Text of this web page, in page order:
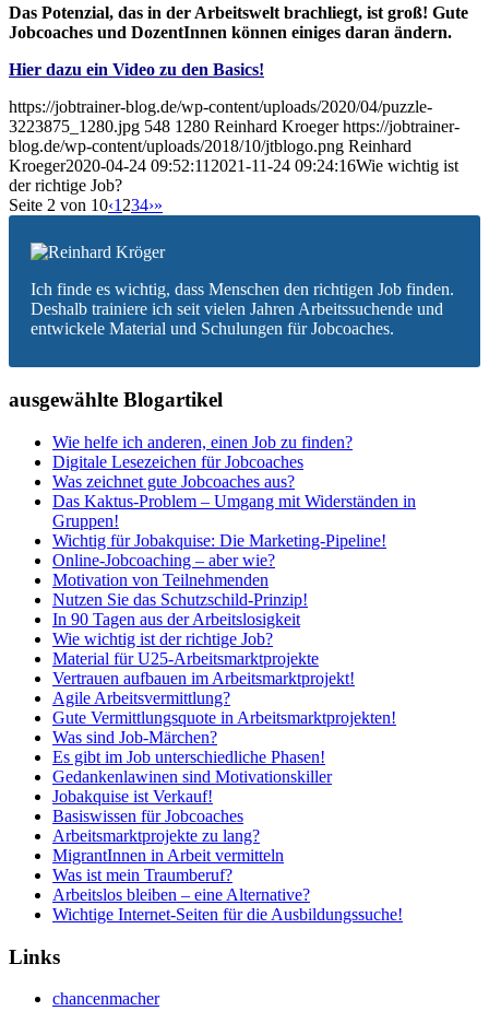
Das Potenzial, das in der Arbeitswelt brachliegt, ist groß! Gute
Jobcoaches und DozentInnen können einiges daran ändern.
Hier dazu ein Video zu den Basics!
https://jobtrainer-blog.de/wp-content/uploads/2020/04/puzzle-
3223875_1280.jpg 548 1280 Reinhard Kroeger https://jobtrainer-
blog.de/wp-content/uploads/2018/10/jtblogo.png Reinhard
Kroeger2020-04-24 09:52:112021-11-24 09:24:16Wie wichtig ist
der richtige Job?
Seite 2 von 10‹1234›»
Ich finde es wichtig, dass Menschen den richtigen Job finden.
Deshalb trainiere ich seit vielen Jahren Arbeitssuchende und
entwickele Material und Schulungen für Jobcoaches.
ausgewählte Blogartikel
Wie helfe ich anderen, einen Job zu finden?
Digitale Lesezeichen für Jobcoaches
Was zeichnet gute Jobcoaches aus?
Das Kaktus-Problem – Umgang mit Widerständen in
Gruppen!
Wichtig für Jobakquise: Die Marketing-Pipeline!
Online-Jobcoaching – aber wie?
Motivation von Teilnehmenden
Nutzen Sie das Schutzschild-Prinzip!
In 90 Tagen aus der Arbeitslosigkeit
Wie wichtig ist der richtige Job?
Material für U25-Arbeitsmarktprojekte
Vertrauen aufbauen im Arbeitsmarktprojekt!
Agile Arbeitsvermittlung?
Gute Vermittlungsquote in Arbeitsmarktprojekten!
Was sind Job-Märchen?
Es gibt im Job unterschiedliche Phasen!
Gedankenlawinen sind Motivationskiller
Jobakquise ist Verkauf!
Basiswissen für Jobcoaches
Arbeitsmarktprojekte zu lang?
MigrantInnen in Arbeit vermitteln
Was ist mein Traumberuf?
Arbeitslos bleiben – eine Alternative?
Wichtige Internet-Seiten für die Ausbildungssuche!
Links
chancenmacher